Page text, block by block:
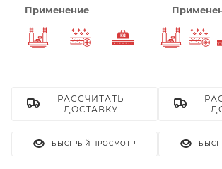
Применение
ФундаментыМорозостойкий
Тяжелый бетон
РАССЧИТАТЬ
ДОСТАВКУ
БЫСТРЫЙ ПРОСМОТР